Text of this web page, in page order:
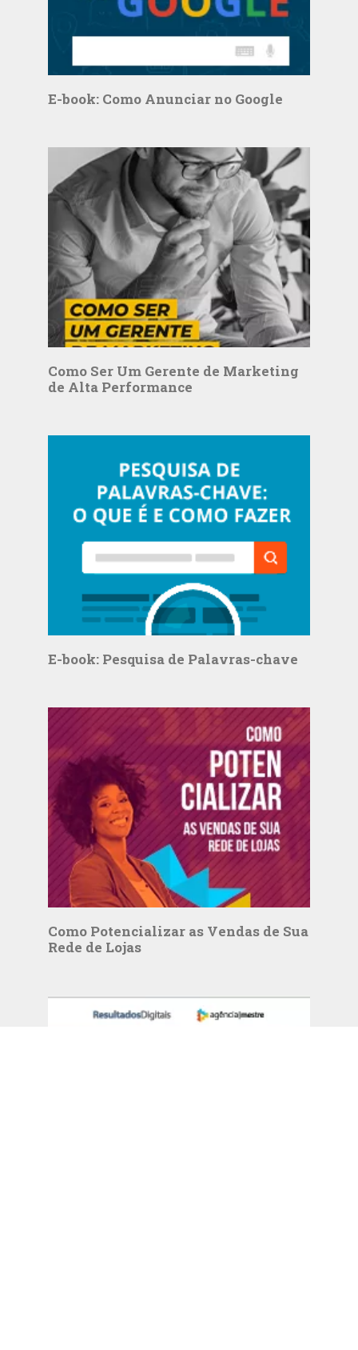
E-book: Como Anunciar no Google
Como Ser Um Gerente de Marketing
de Alta Performance
E-book: Pesquisa de Palavras-chave
Como Potencializar as Vendas de Sua
Rede de Lojas